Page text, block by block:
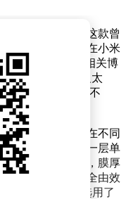
悄然退出市场。这款曾
意愿不足，最终在小米
人雷军近日转发相关博
配色因敢买的人太
出对这一配色的不
漆双涂层技术，在不同
低光环境下，第一层单
和橙浆混合而成，膜厚
金属珠光层则完全由效
选择上，小米选用了